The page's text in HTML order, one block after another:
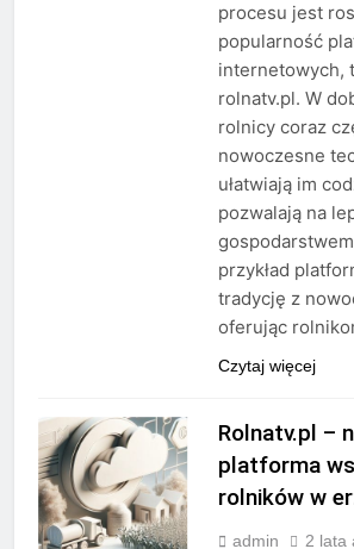
procesu jest
popularność
internetowych,
rolnatv.pl. W
rolnicy coraz
nowoczesne
ułatwiają im
pozwalają na
przykład
tradycję z
oferując
Czytaj więcej
Rolnatv.pl –
platforma
rolników w
admin 2 lata